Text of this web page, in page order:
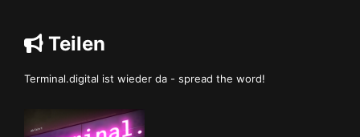
Teilen
Terminal.digital ist wieder da - spread the word!